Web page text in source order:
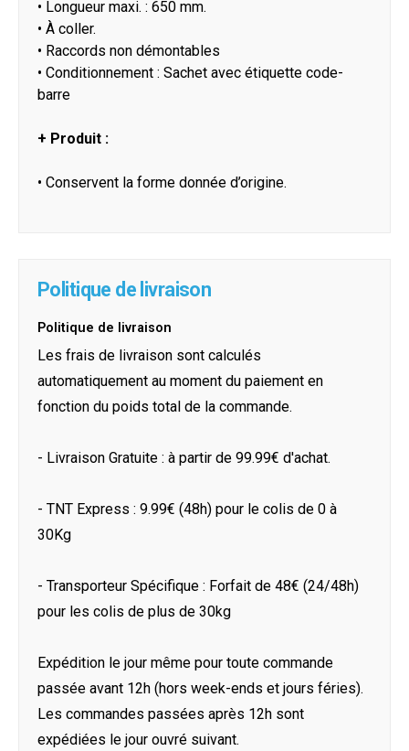
• Longueur maxi. : 650 mm.
• À coller.
• Raccords non démontables
• Conditionnement : Sachet avec étiquette code-
barre
+ Produit :
• Conservent la forme donnée d’origine.
Politique de livraison
Politique de livraison
Les frais de livraison sont calculés
automatiquement au moment du paiement en
fonction du poids total de la commande.
- Livraison Gratuite : à partir de 99.99€ d'achat.
- TNT Express : 9.99€ (48h) pour le colis de 0 à
30Kg
- Transporteur Spécifique : Forfait de 48€ (24/48h)
pour les colis de plus de 30kg
Expédition le jour même pour toute commande
passée avant 12h (hors week-ends et jours féries).
Les commandes passées après 12h sont
expédiées le jour ouvré suivant.